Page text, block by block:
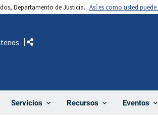
Departamento de Justicia. Así es como usted
Servicios Recursos Eventos
Comparte